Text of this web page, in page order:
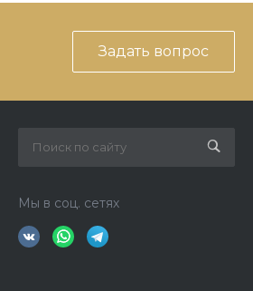
Задать вопрос
Мы в соц. сетях